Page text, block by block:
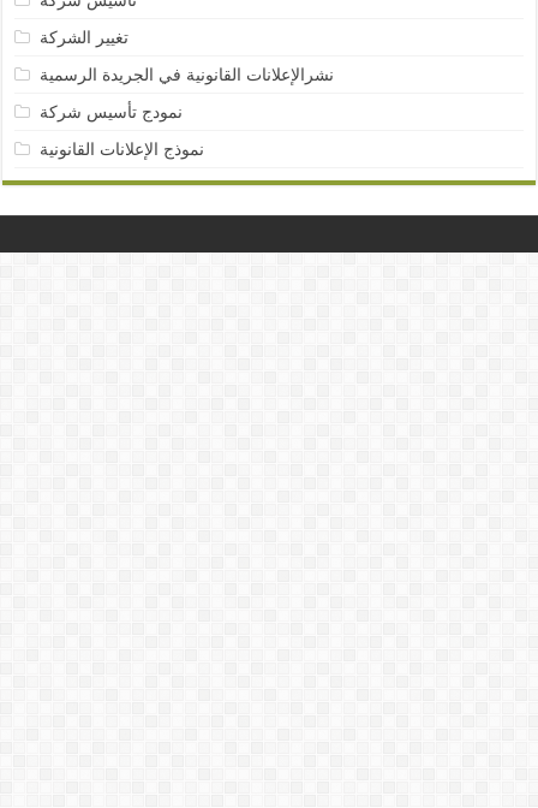
تغيير الشركة
نشرالإعلانات القانونية في الجريدة الرسمية
نمودج تأسيس شركة
نموذج الإعلانات القانونية